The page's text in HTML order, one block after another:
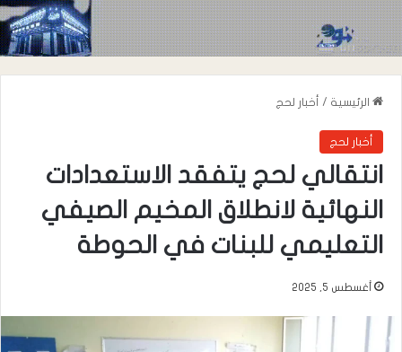
الرئيسية / أخبار لحج
أخبار لحج
انتقالي لحج يتفقد الاستعدادات
النهائية لانطلاق المخيم الصيفي
التعليمي للبنات في الحوطة
أغسطس 5, 2025